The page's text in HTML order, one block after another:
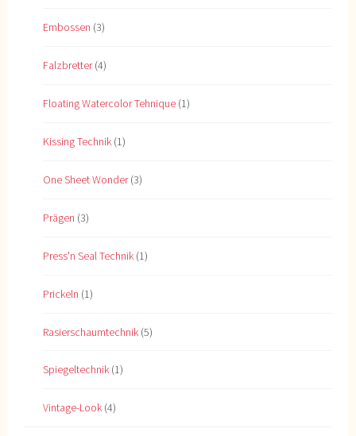
Embossen (3)
Falzbretter(4)
Floating Watercolor Tehnique (1)
Kissing Technik (1)
One Sheet Wonder(3)
Prägen (3)
Press'n Seal Technik (1)
Prickeln (1)
Rasierschaumtechnik (5)
Spiegeltechnik (1)
Vintage-Look (4)